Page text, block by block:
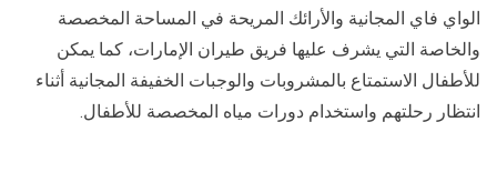
الواي فاي المجانية والأرائك المريحة في المساحة المخصصة
والخاصة التي يشرف عليها فريق طيران الإمارات، كما يمكن
للأطفال الاستمتاع بالمشروبات والوجبات الخفيفة المجانية أثناء
انتظار رحلتهم واستخدام دورات مياه المخصصة للأطفال.